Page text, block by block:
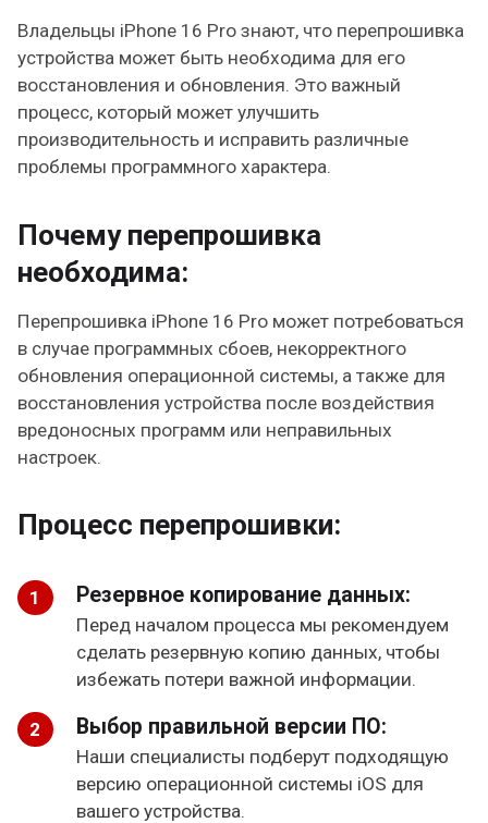
Владельцы iPhone 16 Pro знают, что перепрошивка
устройства может быть необходима для его
восстановления и обновления. Это важный
процесс, который может улучшить
производительность и исправить различные
проблемы программного характера.
Почему перепрошивка
необходима:
Перепрошивка iPhone 16 Pro может потребоваться
в случае программных сбоев, некорректного
обновления операционной системы, а также для
восстановления устройства после воздействия
вредоносных программ или неправильных
настроек.
Процесс перепрошивки:
Резервное копирование данных:
Перед началом процесса мы рекомендуем
сделать резервную копию данных, чтобы
избежать потери важной информации.
Выбор правильной версии ПО:
Наши специалисты подберут подходящую
версию операционной системы iOS для
вашего устройства.